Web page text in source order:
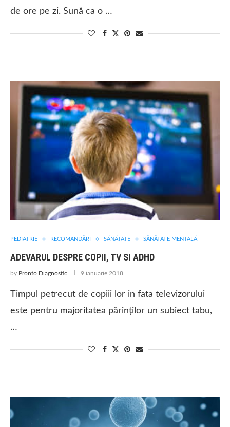
de ore pe zi. Sună ca o …
PEDIATRIE RECOMANDĂRI SĂNĂTATE SĂNĂTATE MENTALĂ
ADEVARUL DESPRE COPII, TV SI ADHD
by Pronto Diagnostic 9 ianuarie 2018
Timpul petrecut de copiii lor in fata televizorului
este pentru majoritatea părinților un subiect tabu,
…